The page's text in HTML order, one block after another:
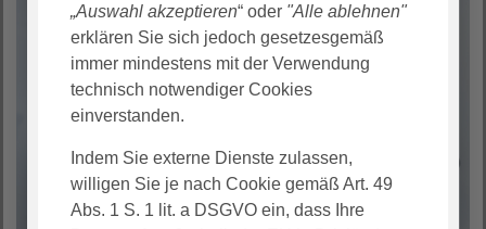
„Auswahl akzeptieren“ oder "Alle ablehnen"
erklären Sie sich jedoch gesetzesgemäß
immer mindestens mit der Verwendung
technisch notwendiger Cookies
einverstanden.
Indem Sie externe Dienste zulassen,
willigen Sie je nach Cookie gemäß Art. 49
Abs. 1 S. 1 lit. a DSGVO ein, dass Ihre